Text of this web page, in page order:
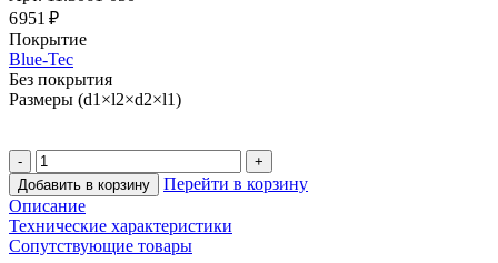
6 951 ₽
Покрытие
Blue-Tec
Без покрытия
Размеры (d1×l2×d2×l1)
Добавить в корзину
Перейти в корзину
Описание
Технические характеристики
Сопутствующие товары